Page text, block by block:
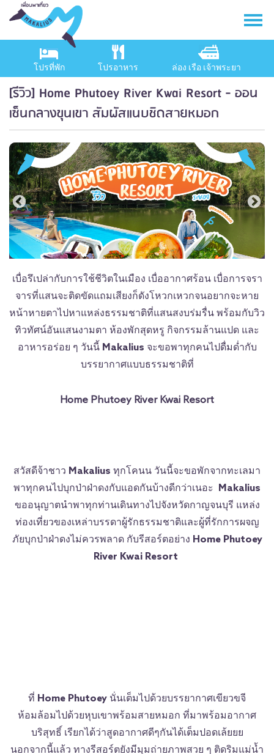
โปรที่พัก โปรอาหาร ล่อง เรือ เจ้าพระยา
[รีวิว] Home Phutoey River Kwai Resort - ออน
เซ็นกลางขุนเขา สัมผัสแนบชิดสายหมอก
เบื่อรึเปล่ากับการใช้ชีวิตในเมือง เบื่ออากาศร้อน เบื่อการจรา
จารที่แสนจะติดขัดแถมเสียงก็ดังโหวกเหวกจนอยากจะหาย
หน้าหายตาไปหาแหล่งธรรมชาติที่แสนสงบร่มรื่น พร้อมกับวิว
ทิวทัศน์อันแสนงามตา ห้องพักสุดหรู กิจกรรมล้านแปด และ
อาหารอร่อย ๆ วันนี้Makalius จะขอพาทุกคนไปดื่มด่ำกับ
บรรยากาศแบบธรรมชาติที่
Home Phutoey River Kwai Resort
สวัสดีจ้าชาว Makalius ทุกโคนน วันนี้จะขอพักจากทะเลมา
พาทุกคนไปบุกป่าฝ่าดงกับแอดกันบ้างดีกว่าเนอะ Makalius
ขออนุญาตนำพาทุกท่านเดินทางไปจังหวัดกาญจนบุรี แหล่ง
ท่องเที่ยวของเหล่าบรรดาผู้รักธรรมชาติและผู้ที่รักการผจญ
ภัยบุกป่าฝ่าดงไม่ควรพลาด กับรีสอร์ตอย่าง Home Phutoey
River Kwai Resort
ที่ Home Phutoey นั่นเต็มไปด้วยบรรยากาศเขียวขจี
ห้อมล้อมไปด้วยหุบเขาพร้อมสายหมอก ที่มาพร้อมอากาศ
บริสุทธิ์ เรียกได้ว่าสูดอากาศดีๆกันได้เต็มปอดเล้ยยย
นอกจากนี้แล้ว ทางรีสอร์ตยังมีมุมถ่ายภาพสวย ๆ ติดริมแม่น้ำ